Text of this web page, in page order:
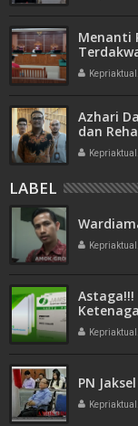
Menanti
Seumur
Azhari
dan
LABEL
Astaga!!!
PN